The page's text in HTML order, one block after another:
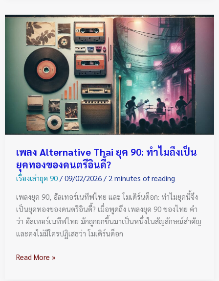
เพลง Alternative Thai ยุค 90: ทำไมถึงเป็น
ยุคทองของดนตรีอินดี้?
เรื่องเล่ายุค 90/09/02/2026 / 2 minutes of reading
เพลงยุค 90, อัลเทอร์เนทีฟไทย และ โมเดิร์นด็อก: ทำไมยุคนี้จึง
เป็นยุคทองของดนตรีอินดี้? เมื่อพูดถึง เพลงยุค 90 ของไทย คำ
ว่า อัลเทอร์เนทีฟไทย มักถูกยกขึ้นมาเป็นหนึ่งในสัญลักษณ์สำคัญ
และคงไม่มีใครปฏิเสธว่า โมเดิร์นด็อก
เพลง
Alternative
Thai
90:
ทำไม
เป็น
ทอง
ดนตรี
อิน
ดี้?
Read More »